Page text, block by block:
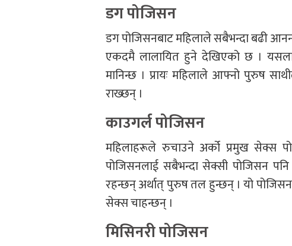
डग पोजिसन
डग पोजिसनबाट महिलाले सबैभन्दा बढी
एकदमै लालायित हुने देखिएको छ ।
मानिन्छ । प्रायः महिलाले आफ्नो पुरुष
राख्छन् ।
काउगर्ल पोजिसन
महिलाहरूले रुचाउने अर्को प्रमुख सेक्स
पोजिसनलाई सबैभन्दा सेक्सी पोजिसन
रहन्छन् अर्थात् पुरुष तल हुन्छन् । यो
सेक्स चाहन्छन् ।
मिसिनरी पोजिसन